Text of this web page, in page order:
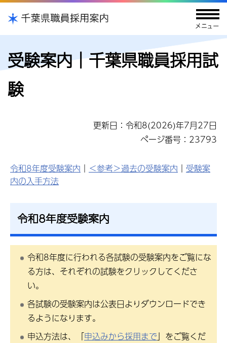
受験案内｜千葉県職員採用試
験
更新日：令和8(2026)年7月27日
ページ番号：23793
令和8年度受験案内 ｜ ＜参考＞過去の受験案内 ｜ 受験案
内の入手方法
令和8年度受験案内
令和8年度に行われる各試験の受験案内をご覧にな
る方は、それぞれの試験をクリックしてくださ
い。
各試験の受験案内は公表日よりダウンロードでき
るようになります。
申込方法は、「申込みから採用まで」をご覧くだ